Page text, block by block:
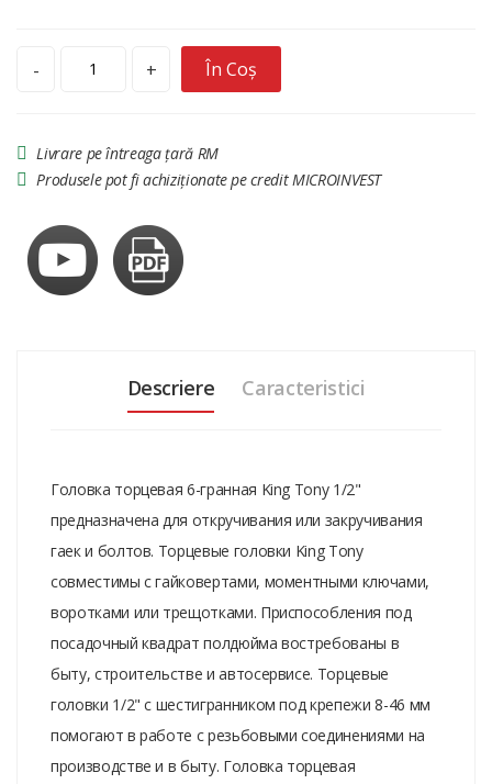
- + În Coș
Livrare pe întreaga țară RM
Produsele pot fi achiziționate pe credit MICROINVEST
Descriere Caracteristici
Головка торцевая 6-гранная King Tony 1/2"
предназначена для откручивания или закручивания
гаек и болтов. Торцевые головки King Tony
совместимы с гайковертами, моментными ключами,
воротками или трещотками. Приспособления под
посадочный квадрат полдюйма востребованы в
быту, строительстве и автосервисе. Торцевые
головки 1/2" с шестигранником под крепежи 8-46 мм
помогают в работе с резьбовыми соединениями на
производстве и в быту. Головка торцевая